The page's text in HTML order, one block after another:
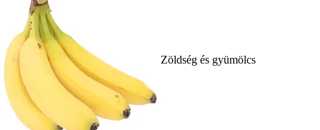
Zöldség és gyümölcs